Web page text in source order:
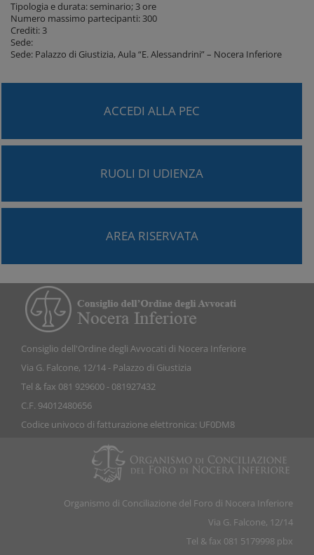
Tipologia e durata: seminario; 3 ore
Numero massimo partecipanti: 300
Crediti: 3
Sede:
Sede: Palazzo di Giustizia, Aula “E. Alessandrini” – Nocera Inferiore
ACCEDI ALLA PEC
RUOLI DI UDIENZA
AREA RISERVATA
Consiglio dell'Ordine degli Avvocati di Nocera Inferiore
Via G. Falcone, 12/14 - Palazzo di Giustizia
Tel & fax 081 929600 - 081927432
C.F. 94012480656
Codice univoco di fatturazione elettronica: UF0DM8
Organismo di Conciliazione del Foro di Nocera Inferiore
Via G. Falcone, 12/14
Tel & fax 081 5179998 pbx